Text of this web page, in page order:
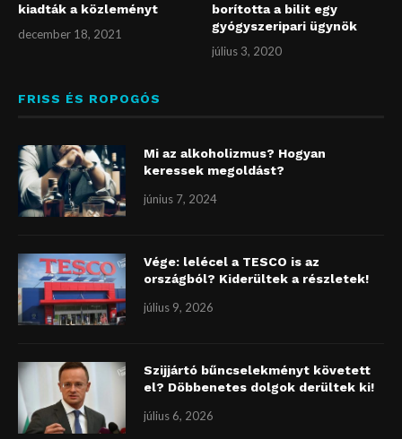
kiadták a közleményt
december 18, 2021
borította a bilit egy
gyógyszeripari ügynök
július 3, 2020
FRISS ÉS ROPOGÓS
Mi az alkoholizmus? Hogyan
keressek megoldást?
június 7, 2024
Vége: lelécel a TESCO is az
országból? Kiderültek a részletek!
július 9, 2026
Szijjártó bűncselekményt követett
el? Döbbenetes dolgok derültek ki!
július 6, 2026